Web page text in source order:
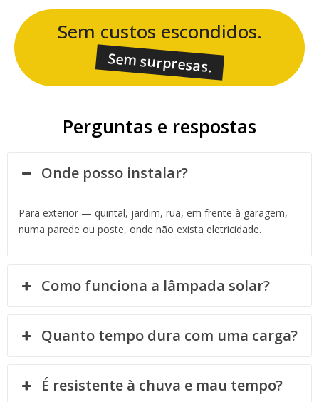
Sem custos escondidos.
Sem surpresas.
Perguntas e respostas
Onde posso instalar?
Para exterior — quintal, jardim, rua, em frente à garagem,
numa parede ou poste, onde não exista eletricidade.
Como funciona a lâmpada solar?
Quanto tempo dura com uma carga?
É resistente à chuva e mau tempo?